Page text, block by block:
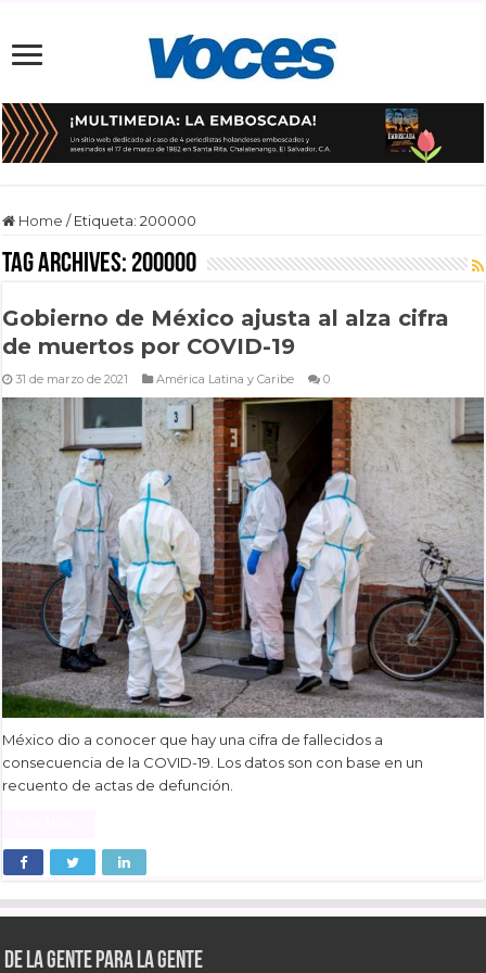
Home / Etiqueta:200000
Tag Archives: 200000
Gobierno de México ajusta al alza cifra
de muertos por COVID-19
31 de marzo de 2021 América Latina y Caribe 0
México dio a conocer que hay una cifra de fallecidos a
consecuencia de la COVID-19. Los datos son con base en un
recuento de actas de defunción.
De la gente para la gente